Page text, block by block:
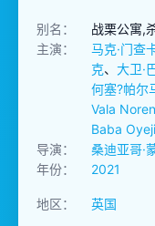
别名：
战栗公寓,
主演：
马克·门查
克、 大卫·
何塞?帕尔
Vala Noren
Baba
导演：
桑迪亚哥·
年份：
2021
地区： 英国